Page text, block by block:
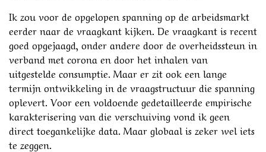
Ik zou voor de opgelopen spanning op de arbeidsmarkt
eerder naar de vraagkant kijken. De vraagkant is recent
goed opgejaagd, onder andere door de overheidssteun in
verband met corona en door het inhalen van
uitgestelde consumptie. Maar er zit ook een lange
termijn ontwikkeling in de vraagstructuur die spanning
oplevert. Voor een voldoende gedetailleerde empirische
karakterisering van die verschuiving vond ik geen
direct toegankelijke data. Maar globaal is zeker wel iets
te zeggen.